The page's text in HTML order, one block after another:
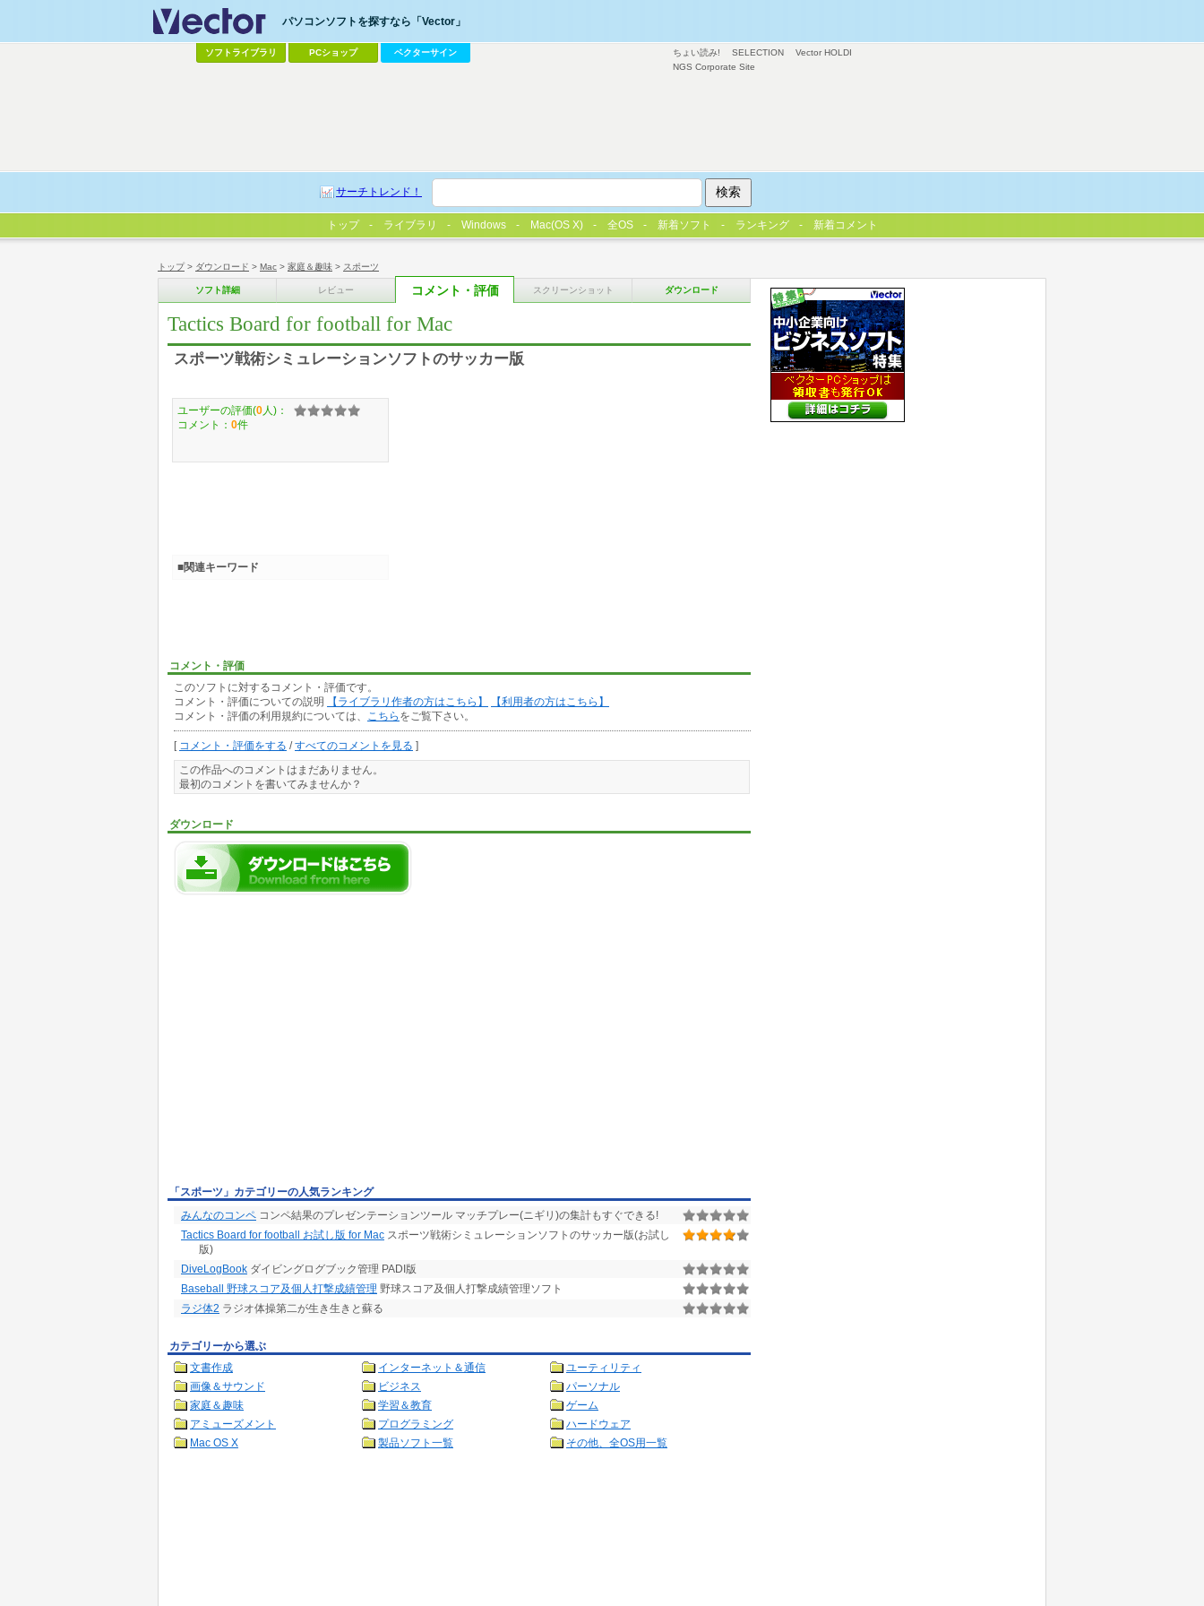
トップ> ダウンロード > Mac > 家庭＆趣味 > スポーツ
ソフト詳細 レビュー コメント・評価 スクリーンショット ダウンロード
Tactics Board for football for Mac
スポーツ戦術シミュレーションソフトのサッカー版
コメント・評価
このソフトに対するコメント・評価です。
コメント・評価についての説明
【ライブラリ作者の方はこちら】
【利用者の方はこちら】
コメント・評価の利用規約については、
こちら をご覧下さい。
[ コメント・評価をする /すべてのコメントを見る ]
この作品へのコメントはまだありません。
最初のコメントを書いてみませんか？
ダウンロード
ユーザーの評価(0 人)：
コメント： 0件
■関連キーワード
「スポーツ」カテゴリーの人気ランキング
みんなのコンペ コンペ結果のプレゼンテーションツール マッチプレー(ニギリ)の集計もすぐできる!
Tactics Board for football お試し版 for Mac スポーツ戦術シミュレーションソフトのサッカー版(お試し
版)
DiveLogBook ダイビングログブック管理 PADI版
Baseball 野球スコア及個人打撃成績管理 野球スコア及個人打撃成績管理ソフト
ラジ体2 ラジオ体操第二が生き生きと蘇る
カテゴリーから選ぶ
文書作成
インターネット＆通信
ユーティリティ
画像＆サウンド
ビジネス
パーソナル
家庭＆趣味
学習＆教育
ゲーム
アミューズメント
プログラミング
ハードウェア
Mac OS X
製品ソフト一覧 その他、全OS用一覧
ちょい読み! SELECTION
Vector HOLDI
NGS Corporate Site
パソコンソフトを探すなら「Vector」
ソフトライブラリ PCショップ ベクターサイン
サーチトレンド！
トップ ライブラリ Windows Mac(OS X) 全OS 新着ソフト ランキング 新着コメント